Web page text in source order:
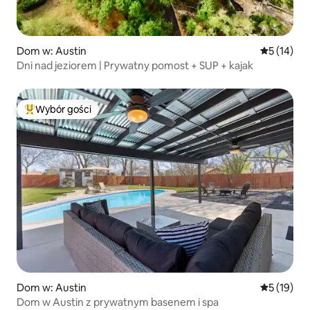
Dom w: Austin Średnia
5 (14)
Dni nad jeziorem | Prywatny pomost + SUP + kajak
Najpopularniejsze z kategorii Wybór gości
Wybór gości
Dom w: Austin Średnia
5 (19)
Dom w Austin z prywatnym basenem i spa